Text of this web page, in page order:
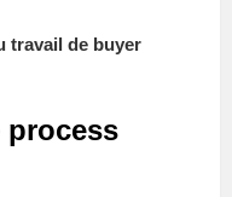
travail de buyer
process